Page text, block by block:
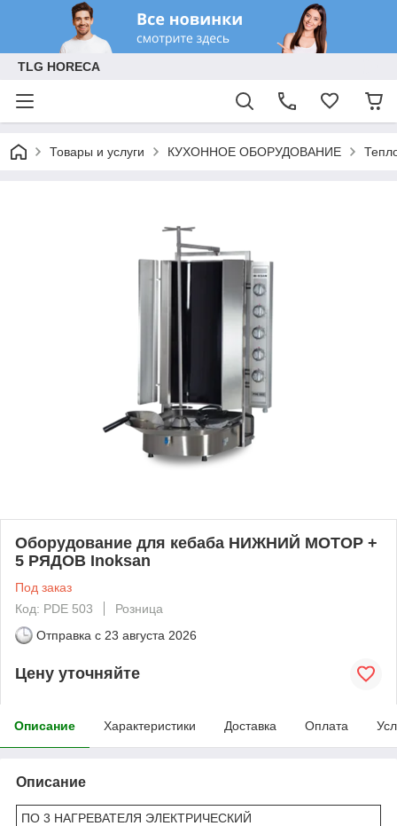
TLG HORECA
Товары и услуги КУХОННОЕ ОБОРУДОВАНИЕ
Оборудование для кебаба НИЖНИЙ МОТОР +
5 РЯДОВ Inoksan
Под заказ
Код: PDE 503
Розница
Отправка с 23 августа 2026
Цену уточняйте
Описание Характеристики Доставка Оплата
Описание
ПО 3 НАГРЕВАТЕЛЯ ЭЛЕКТРИЧЕСКИЙ